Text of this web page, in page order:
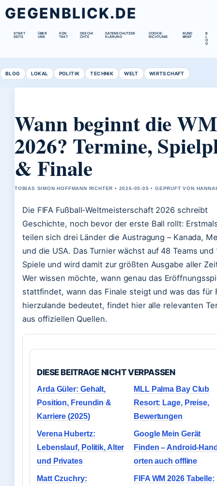
GEGENBLICK.DE
START
SEITE
ÜBER
UNS
KON
TAKT
GESCHI
CHTE
DATENSCHUTZER
KLÄRUNG
COOKIE-
RICHTLINIE
RUND
BRIEF
B
L
O
G
BLOG LOKAL POLITIK TECHNIK WELT WIRTSCHAFT
Wann beginnt die
2026? Termine,
& Finale
TOBIAS SIMON HOFFMANN RICHTER • 2026-05-05 • GEPRUFT VON
Die FIFA Fußball-Weltmeisterschaft 2026 schreibt
Geschichte, noch bevor der erste Ball rollt:
teilen sich drei Länder die Austragung – Kanada,
und die USA. Das Turnier wächst auf 48 Teams und
Spiele und wird damit zur größten Ausgabe aller
Wer wissen möchte, wann genau das
stattfindet, wann das Finale steigt und was das für
hierzulande bedeutet, findet hier alle relevanten
aus offiziellen Quellen.
DIESE BEITRAGE NICHT VERPASSEN
Arda Güler: Gehalt,
Position, Freundin &
Karriere (2025)
MLL Palma Bay Club
Resort: Lage, Preise,
Bewertungen
Verena Hubertz:
Lebenslauf, Politik, Alter
und Privates
Google Mein Gerät
Finden – Android-
orten auch offline
Matt Czuchry:
FIFA WM 2026 Tabelle: